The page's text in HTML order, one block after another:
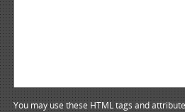
You may use these HTML tags and